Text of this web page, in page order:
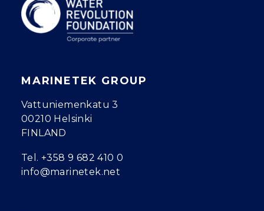
MARINETEK GROUP
Vattuniemenkatu 3
00210 Helsinki
FINLAND
Tel. +358 9 682 410 0
info@marinetek.net